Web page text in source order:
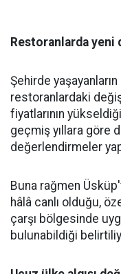
Restoranlarda yeni
Şehirde
restoranlardaki
fiyatlarının
geçmiş yıllara göre
değerlendirmeler
Buna rağmen
hâlâ canlı olduğu,
çarşı bölgesinde
bulunabildiği